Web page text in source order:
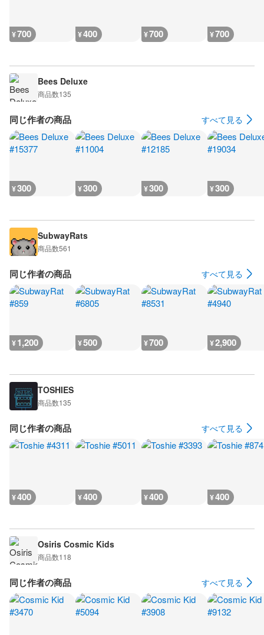
¥700 ¥400 ¥700 ¥700
Bees Deluxe
商品数135
同じ作者の商品 すべて見る
¥300 ¥300 ¥300 ¥300
SubwayRats
商品数561
同じ作者の商品 すべて見る
¥1,200 ¥500 ¥700 ¥2,900
TOSHIES
商品数135
同じ作者の商品 すべて見る
¥400 ¥400 ¥400 ¥400
Osiris Cosmic Kids
商品数118
同じ作者の商品 すべて見る